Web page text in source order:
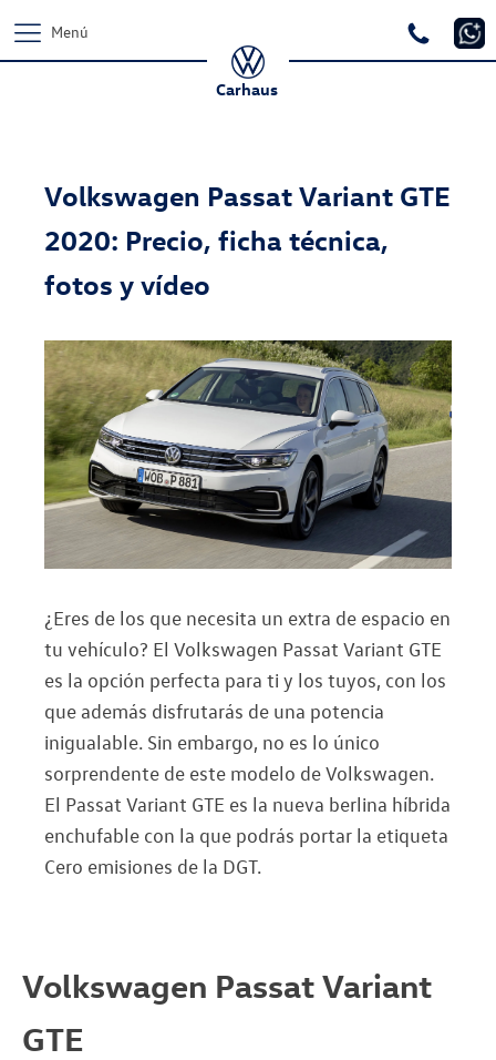
Menú
Carhaus
Volkswagen Passat Variant GTE
2020: Precio, ficha técnica,
fotos y vídeo
¿Eres de los que necesita un extra de espacio en
tu vehículo? El Volkswagen Passat Variant GTE
es la opción perfecta para ti y los tuyos, con los
que además disfrutarás de una potencia
inigualable. Sin embargo, no es lo único
sorprendente de este modelo de Volkswagen.
El Passat Variant GTE es la nueva berlina híbrida
enchufable con la que podrás portar la etiqueta
Cero emisiones de la DGT.
Volkswagen Passat Variant
GTE